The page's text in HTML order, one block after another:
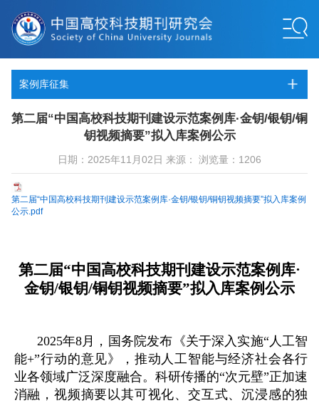
案例库征集
第二届“中国高校科技期刊建设示范案例库·金钥/银钥/铜
钥视频摘要”拟入库案例公示
日期：2025年11月02日 来源： 浏览量：1206
第二届“中国高校科技期刊建设示范案例库·金钥/银钥/铜钥视频摘要”拟入库案例
公示.pdf
第二届“中国高校科技期刊建设示范案例库·
金钥/银钥/铜钥视频摘要”拟入库案例公示
2025年8月，国务院发布《关于深入实施“人工智
能+”行动的意见》，推动人工智能与经济社会各行
业各领域广泛深度融合。科研传播的“次元壁”正加速
消融，视频摘要以其可视化、交互式、沉浸感的独